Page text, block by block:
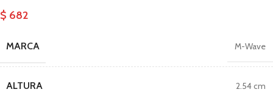
$ 682
MARCA M-Wave
ALTURA 2.54 cm